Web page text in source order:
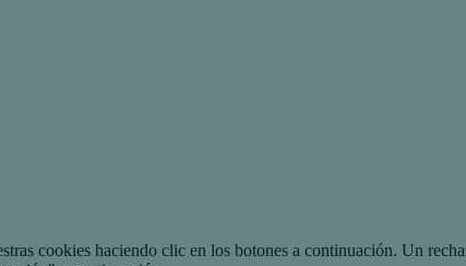
cookies haciendo clic en los botones a continuación. Un